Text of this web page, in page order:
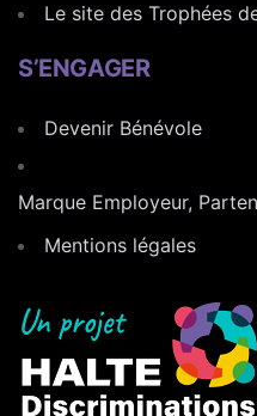
Le site des Trophées
S’ENGAGER
Devenir Bénévole
Marque Employeur,
Mentions légales